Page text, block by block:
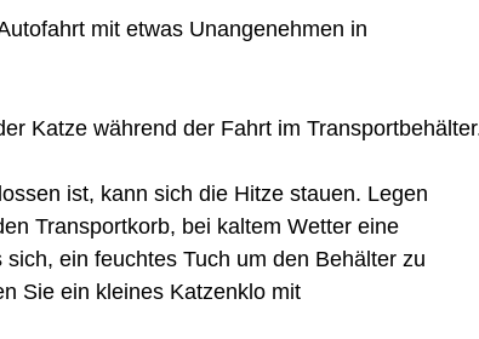
mit etwas Unangenehmen in
Katze während der Fahrt im
ist, kann sich die Hitze stauen. Legen
Transportkorb, bei kaltem Wetter eine
ein feuchtes Tuch um den Behälter zu
Sie ein kleines Katzenklo mit